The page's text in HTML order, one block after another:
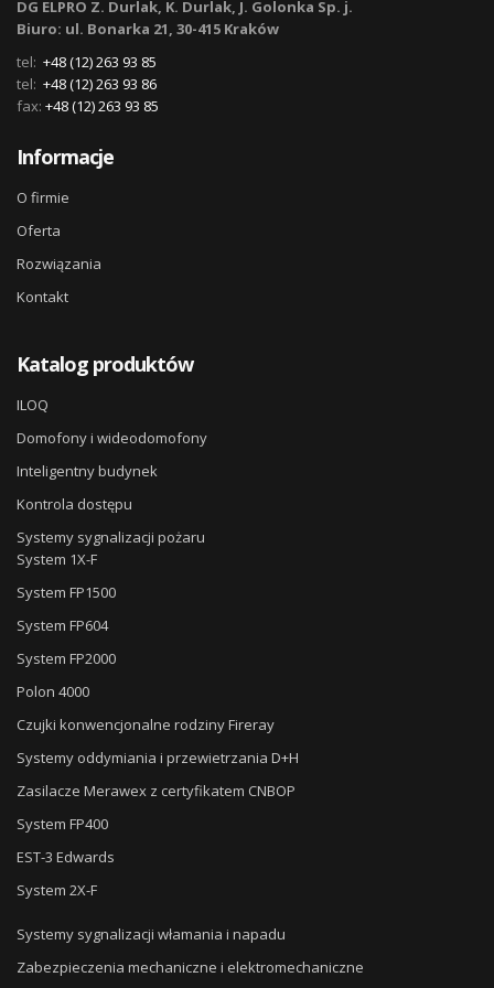
DG ELPRO Z. Durlak, K. Durlak, J. Golonka Sp. j.
Biuro: ul. Bonarka 21, 30-415 Kraków
tel: +48 (12) 263 93 85
tel: +48 (12) 263 93 86
fax: +48 (12) 263 93 85
Informacje
O firmie
Oferta
Rozwiązania
Kontakt
Katalog produktów
ILOQ
Domofony i wideodomofony
Inteligentny budynek
Kontrola dostępu
Systemy sygnalizacji pożaru
System 1X-F
System FP1500
System FP604
System FP2000
Polon 4000
Czujki konwencjonalne rodziny Fireray
Systemy oddymiania i przewietrzania D+H
Zasilacze Merawex z certyfikatem CNBOP
System FP400
EST-3 Edwards
System 2X-F
Systemy sygnalizacji włamania i napadu
Zabezpieczenia mechaniczne i elektromechaniczne